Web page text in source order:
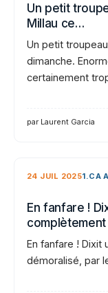
Un petit
Millau ce…
Un petit
dimanche.
certainement
par Laurent Garcia
24 JUIL 20251.CA
En fanfare !
En fanfare ! Dixit
démoralisé, par